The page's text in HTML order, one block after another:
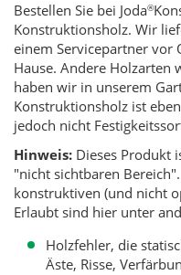
Bestellen Sie bei Joda®
Konstruktionsholz. Wir
einem Servicepartner vor
Hause. Andere Holzarten
haben wir in unserem
Konstruktionsholz ist
jedoch nicht
Hinweis: Dieses Produkt
"nicht sichtbaren
konstruktiven (und nicht
Erlaubt sind hier unter
Holzfehler, die
Äste, Risse,